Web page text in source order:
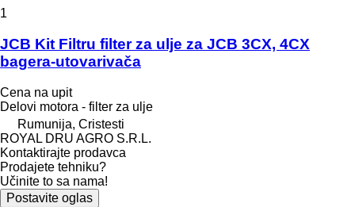
1
JCB Kit Filtru filter za ulje za JCB 3CX, 4CX
bagera-utovarivača
Cena na upit
Delovi motora - filter za ulje
Rumunija, Cristesti
ROYAL DRU AGRO S.R.L.
Kontaktirajte prodavca
Prodajete tehniku?
Učinite to sa nama!
Postavite oglas